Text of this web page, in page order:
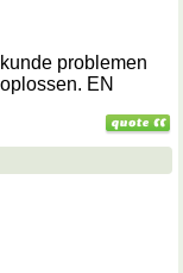
problemen
EN